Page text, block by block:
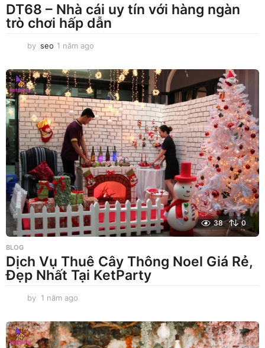
DT68 – Nhà cái uy tín với hàng ngàn
trò chơi hấp dẫn
by seo 1 năm ago
ă
m
a
g
o
38 0
BLOG
Dịch Vụ Thuê Cây Thông Noel Giá Rẻ,
Đẹp Nhất Tại KetParty
by 1 năm ago
ă
m
a